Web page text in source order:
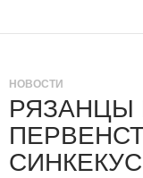
НОВОСТИ
РЯЗАНЦЫ